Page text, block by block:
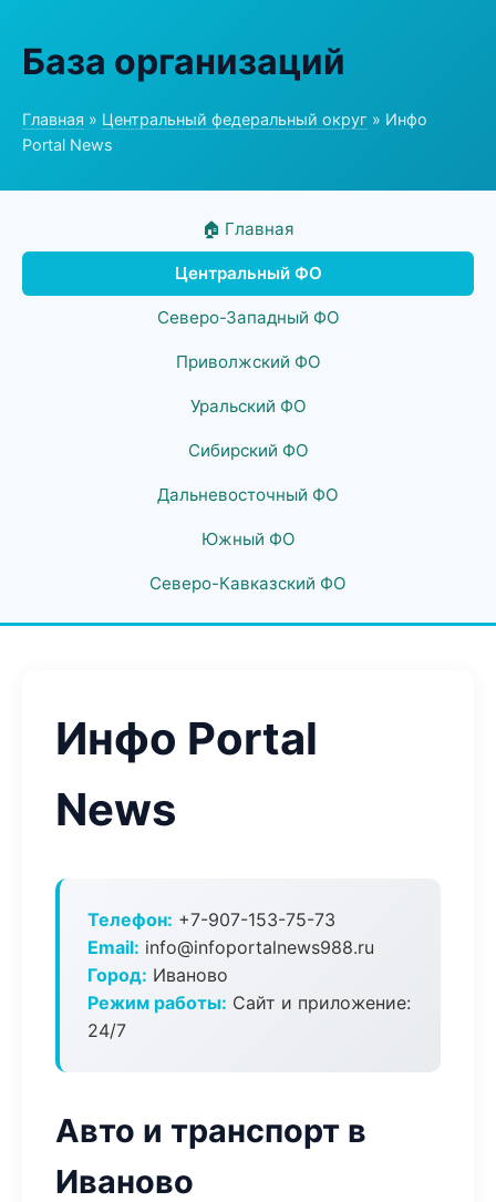
База организаций
Главная » Центральный федеральный округ » Инфо
Portal News
🏠 Главная
Центральный ФО
Северо-Западный ФО
Приволжский ФО
Уральский ФО
Сибирский ФО
Дальневосточный ФО
Южный ФО
Северо-Кавказский ФО
Инфо Portal
News
Телефон: +7-907-153-75-73
Email: info@infoportalnews988.ru
Город: Иваново
Режим работы: Сайт и приложение:
24/7
Авто и транспорт в
Иваново